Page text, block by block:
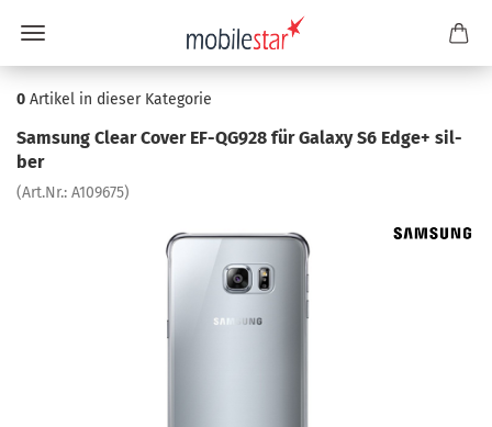
0 Artikel in dieser Kategorie
Sam­sung Clear Cover EF-​QG928 für Ga­la­xy S6 Edge+ sil­
ber
(Art.Nr.: A109675)